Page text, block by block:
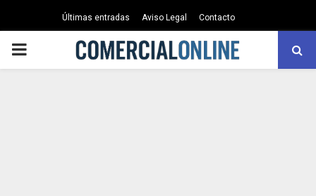
Últimas entradas Aviso Legal Contacto
PRIMARY